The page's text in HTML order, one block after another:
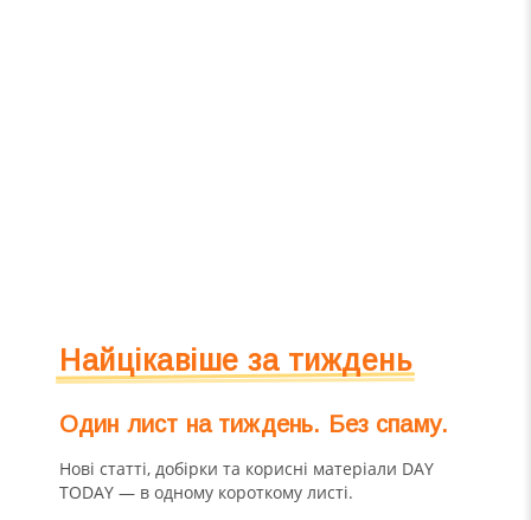
Найцікавіше за тиждень
Один лист на тиждень. Без спаму.
Нові статті, добірки та корисні матеріали DAY
TODAY — в одному короткому листі.